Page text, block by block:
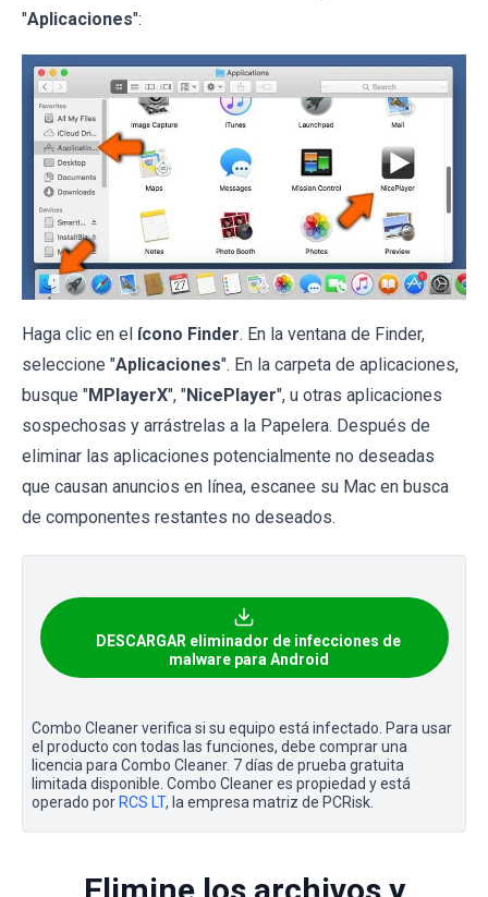
"Aplicaciones":
Haga clic en el ícono Finder. En la ventana de Finder,
seleccione "Aplicaciones". En la carpeta de aplicaciones,
busque "MPlayerX", "NicePlayer", u otras aplicaciones
sospechosas y arrástrelas a la Papelera. Después de
eliminar las aplicaciones potencialmente no deseadas
que causan anuncios en línea, escanee su Mac en busca
de componentes restantes no deseados.
DESCARGAR eliminador de infecciones de
malware para Android
Combo Cleaner verifica si su equipo está infectado. Para usar
el producto con todas las funciones, debe comprar una
licencia para Combo Cleaner. 7 días de prueba gratuita
limitada disponible. Combo Cleaner es propiedad y está
operado por RCS LT, la empresa matriz de PCRisk.